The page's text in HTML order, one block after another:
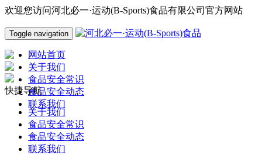
欢迎您访问河北必一·运动(B-Sports)食品有限公司官方网站
Toggle navigation
网站首页
关于我们
食品安全常识
食品安全动态
联系我们
快捷导航
关于我们
食品安全常识
食品安全动态
联系我们